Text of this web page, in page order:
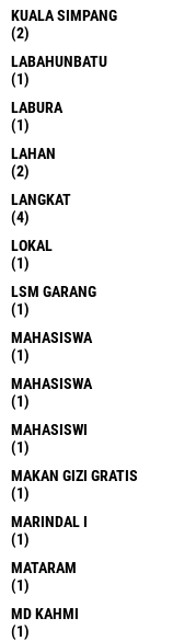
KUALA SIMPANG
(2)
LABAHUNBATU
(1)
LABURA
(1)
LAHAN
(2)
LANGKAT
(4)
LOKAL
(1)
LSM GARANG
(1)
MAHASISWA
(1)
MAHASISWA
(1)
MAHASISWI
(1)
MAKAN GIZI GRATIS
(1)
MARINDAL I
(1)
MATARAM
(1)
MD KAHMI
(1)